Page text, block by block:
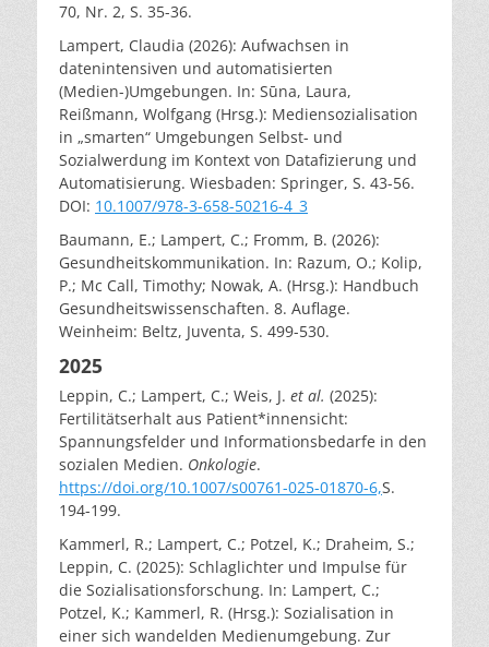
70, Nr. 2, S. 35-36.
Lampert, Claudia (2026): Aufwachsen in
datenintensiven und automatisierten
(Medien-)Umgebungen. In: Sūna, Laura,
Reißmann, Wolfgang (Hrsg.): Mediensozialisation
in „smarten“ Umgebungen Selbst- und
Sozialwerdung im Kontext von Datafizierung und
Automatisierung. Wiesbaden: Springer, S. 43-56.
DOI: 10.1007/978-3-658-50216-4_3
Baumann, E.; Lampert, C.; Fromm, B. (2026):
Gesundheitskommunikation. In: Razum, O.; Kolip,
P.; Mc Call, Timothy; Nowak, A. (Hrsg.): Handbuch
Gesundheitswissenschaften. 8. Auflage.
Weinheim: Beltz, Juventa, S. 499-530.
2025
Leppin, C.; Lampert, C.; Weis, J. et al. (2025):
Fertilitätserhalt aus Patient*innensicht:
Spannungsfelder und Informationsbedarfe in den
sozialen Medien. Onkologie.
https://doi.org/10.1007/s00761-025-01870-6,S.
194-199.
Kammerl, R.; Lampert, C.; Potzel, K.; Draheim, S.;
Leppin, C. (2025): Schlaglichter und Impulse für
die Sozialisationsforschung. In: Lampert, C.;
Potzel, K.; Kammerl, R. (Hrsg.): Sozialisation in
einer sich wandelden Medienumgebung. Zur